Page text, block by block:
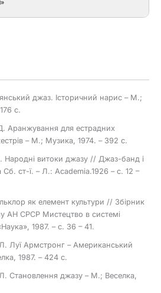
джаз. Історичний нарис – М.;
с.
Аранжування для естрадних
– М.; Музика, 1974. – 392 с.
Народні витоки джазу // Джаз-банд і
Сб. ст-ї. – Л.: Academia.1926 – с. 12 –
як елемент культури // Збірник
АН СРСР Мистецтво в системі
1987. – с. 36 – 41.
Луї Армстронг – Американський
1987. – 424 с.
Становлення джазу – М.; Веселка,